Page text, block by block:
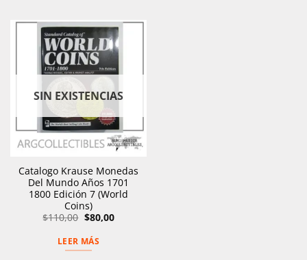
SIN EXISTENCIAS
Catalogo Krause Monedas
Del Mundo Años 1701
1800 Edición 7 (World
Coins)
$110,00 El
precio
original
era:
$110,00.
$80,00El
LEER MÁS